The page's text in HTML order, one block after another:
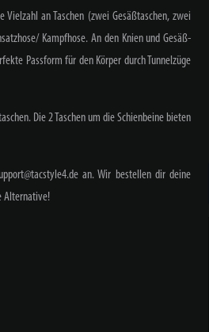
an Taschen (zwei Gesäßtaschen, zwei
Kampfhose. An den Knien und Gesäß-
Passform für den Körper durch Tunnelzüge
Die 2 Taschen um die Schienbeine bieten
an. Wir bestellen dir deine
Alternative!